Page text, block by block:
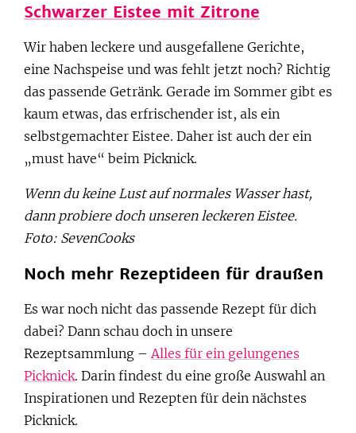
Schwarzer Eistee mit Zitrone
Wir haben leckere und ausgefallene Gerichte,
eine Nachspeise und was fehlt jetzt noch? Richtig
das passende Getränk. Gerade im Sommer gibt es
kaum etwas, das erfrischender ist, als ein
selbstgemachter Eistee. Daher ist auch der ein
„must have“ beim Picknick.
Wenn du keine Lust auf normales Wasser hast,
dann probiere doch unseren leckeren Eistee.
Foto: SevenCooks
Noch mehr Rezeptideen für draußen
Es war noch nicht das passende Rezept für dich
dabei? Dann schau doch in unsere
Rezeptsammlung – Alles für ein gelungenes
Picknick. Darin findest du eine große Auswahl an
Inspirationen und Rezepten für dein nächstes
Picknick.